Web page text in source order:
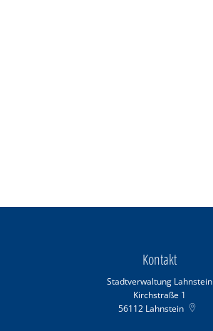
Kontakt
Stadtverwaltung Lahnstein
Kirchstraße 1
56112 Lahnstein